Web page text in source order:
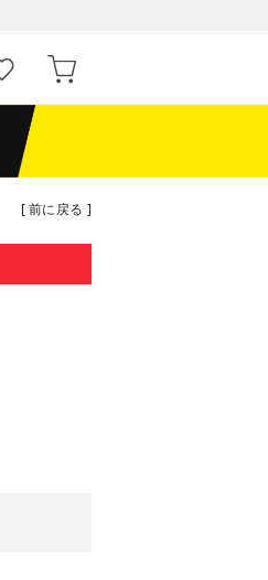
[ 前に戻る ]